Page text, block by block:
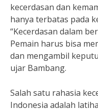
kecerdasan dan
hanya terbatas pada
“Kecerdasan dalam
Pemain harus bisa
dan mengambil
ujar Bambang.
Salah satu rahasia
Indonesia adalah